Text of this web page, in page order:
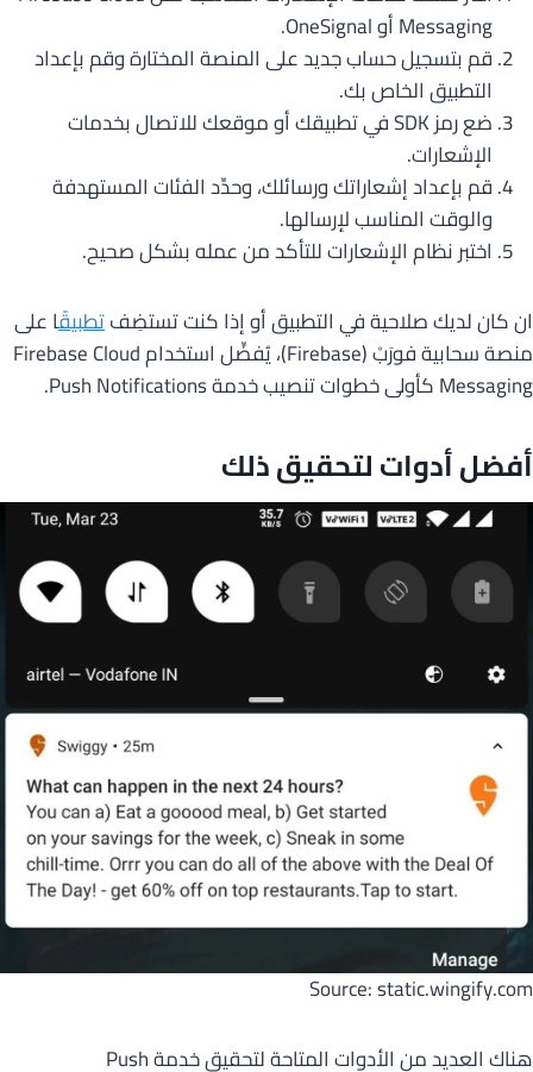
Messaging أو OneSignal.
قم بتسجيل حساب جديد على المنصة المختارة وقم بإعداد
التطبيق الخاص بك.
ضع رمز SDK في تطبيقك أو موقعك للاتصال بخدمات
الإشعارات.
قم بإعداد إشعاراتك ورسائلك، وحدِّد الفئات المستهدفة
والوقت المناسب لإرسالها.
اختبر نظام الإشعارات للتأكد من عمله بشكل صحيح.
ان كان لديك صلاحية في التطبيق أو إذا كنت تستضِفتطبيقًا على
منصة سحابية فورَبْ (Firebase)، يُفضِّل استخدام Firebase Cloud
Messaging كأولى خطوات تنصيب خدمة Push Notifications.
أفضل أدوات لتحقيق ذلك
Source: static.wingify.com
هناك العديد من الأدوات المتاحة لتحقيق خدمة Push